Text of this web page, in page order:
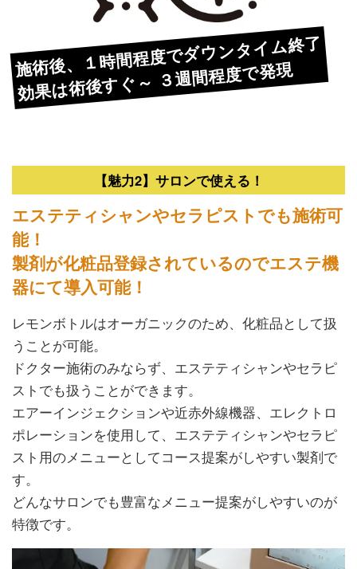
施術後、１時間程度でダウンタイム終了
効果は術後すぐ～ ３週間程度で発現
【魅力2】サロンで使える！
エステティシャンやセラピストでも施術可
能！
製剤が化粧品登録されているのでエステ機
器にて導入可能！
レモンボトルはオーガニックのため、化粧品として扱
うことが可能。
ドクター施術のみならず、エステティシャンやセラピ
ストでも扱うことができます。
エアーインジェクションや近赤外線機器、エレクトロ
ポレーションを使用して、エステティシャンやセラピ
スト用のメニューとしてコース提案がしやすい製剤で
す。
どんなサロンでも豊富なメニュー提案がしやすいのが
特徴です。